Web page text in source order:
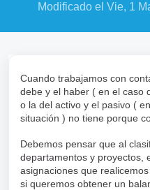
Modificado el Vie, 1
Cuando trabajamos con
debe y el haber ( en el caso
o la del activo y el pasivo (
situación ) no tiene porque
Debemos pensar que al
departamentos y proyectos,
asignaciones que
si queremos obtener un